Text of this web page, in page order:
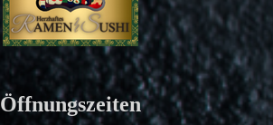
Öffnungszeiten